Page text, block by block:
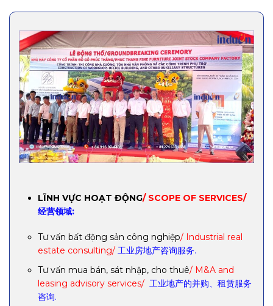
LĨNH VỰC HOẠT ĐỘNG/ SCOPE OF SERVICES/
经营领域:
Tư vấn bất động sản công nghiệp/ Industrial real
estate consulting/ 工业房地产咨询服务.
Tư vấn mua bán, sát nhập, cho thuê/ M&A and
leasing advisory services/ 工业地产的并购、租赁服务
咨询.